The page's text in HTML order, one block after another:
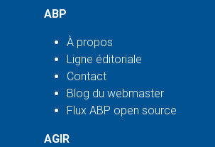
ABP
À propos
Ligne éditoriale
Contact
Blog du webmaster
Flux ABP open source
AGIR